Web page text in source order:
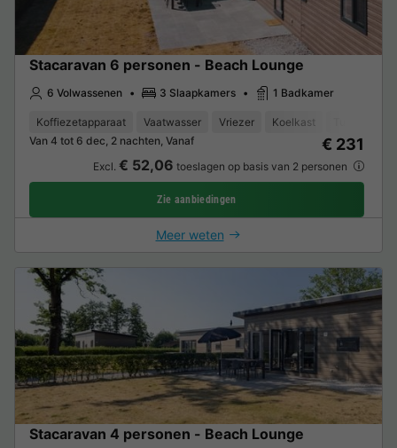
Stacaravan 6 personen - Beach Lounge
6 Volwassenen 3 Slaapkamers 1 Badkamer
Koffiezetapparaat Vaatwasser Vriezer Koelkast
Van 4 tot 6 dec, 2 nachten, Vanaf
€ 231
Excl. € 52,06 toeslagen op basis van 2 personen
Zie aanbiedingen
Meer weten
Stacaravan 4 personen - Beach Lounge